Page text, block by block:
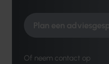
Of neem contact op